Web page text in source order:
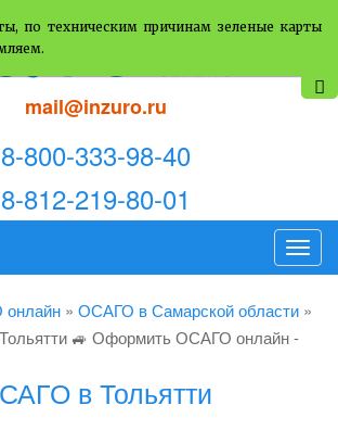
mail@inzuro.ru
8-800-333-98-40
8-812-219-80-01
T
o
g
g
» ОСАГО в Самарской области »
🚙 Оформить ОСАГО онлайн -
в Тольятти
по техническим причинам зеленые карты